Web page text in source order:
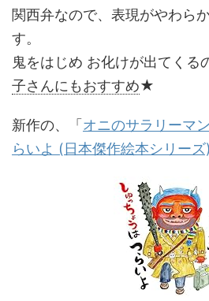
関西弁なので、表現がやわら
す。
鬼をはじめ お化けが出てくる
子さんにもおすすめ★
新作の、「オニのサラリーマ
らいよ (日本傑作絵本シリーズ)